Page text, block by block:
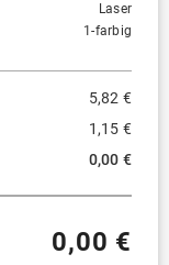
Laser
1-farbig
5,82 €
1,15 €
0,00 €
0,00 €